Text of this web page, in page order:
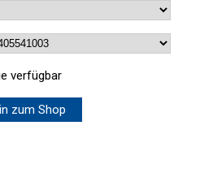
verfügbar
zum Shop